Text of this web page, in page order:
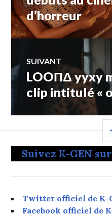
l’article
d’horreur
SUIVANT
Article
Suivant:
LOOΠΔ yyxy
clip intitulé «
Suivez K-GEN
Twitter officiel de K-
Facebook officiel de